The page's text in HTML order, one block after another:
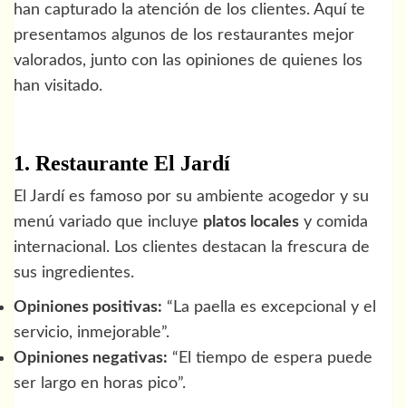
han capturado la atención de los clientes. Aquí te
presentamos algunos de los restaurantes mejor
valorados, junto con las opiniones de quienes los
han visitado.
1. Restaurante El Jardí
El Jardí es famoso por su ambiente acogedor y su
menú variado que incluye platos locales y comida
internacional. Los clientes destacan la frescura de
sus ingredientes.
Opiniones positivas: “La paella es excepcional y el
servicio, inmejorable”.
Opiniones negativas: “El tiempo de espera puede
ser largo en horas pico”.